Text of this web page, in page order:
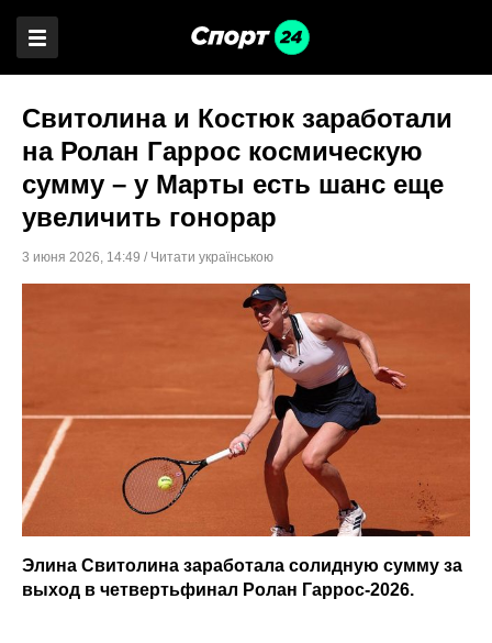
Свитолина и Костюк заработали
на Ролан Гаррос космическую
сумму – у Марты есть шанс еще
увеличить гонорар
3 июня 2026, 14:49 / Читати українською
Элина Свитолина заработала солидную сумму за
выход в четвертьфинал Ролан Гаррос-2026.